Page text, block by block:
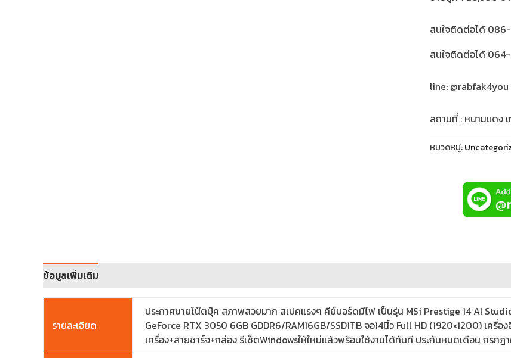
สนใจติดต่อได้
สนใจติดต่อได้
line: @rabfak4you
สถานที่ : หนามแดง
หมวดหมู่:
ข้อมูลเพิ่มเติม
รายละเอียด
ประกาศขายโน๊ตบุ๊ค สภาพสวยมาก สเปคแรงๆ คีย์บอร์ดมีไฟ เป็นรุ่น MSi Prestige 14 AI
GeForce RTX 3050 6GB GDDR6/RAM16GB/SSD1TB จอ14นิ้ว Full HD (1920×1200) เ
เครื่อง+สายชาร์จ+กล่อง รีเซ็ตWindowsให้ใหม่แล้วพร้อมใช้งานได้ทันที ประกันหมดเดือน กรกฎ